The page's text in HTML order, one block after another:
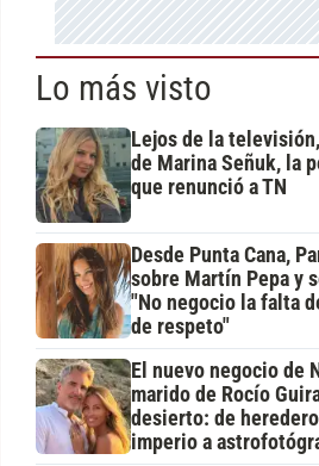
Lo más visto
Lejos de la
de Marina Señuk, la
que renunció a TN
Desde Punta Cana,
sobre Martín Pepa y
"No negocio la falta
de respeto"
El nuevo negocio de
marido de Rocío
desierto: de
imperio a